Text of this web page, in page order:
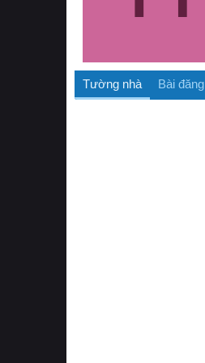
Tường nhà Bài đăng